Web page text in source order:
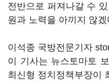
전반으로 퍼져나갈 수
원과 노력을 아끼지 않
이석종 국방전문기자
이 기사는 뉴스토마토
최신형 정치정책부장이